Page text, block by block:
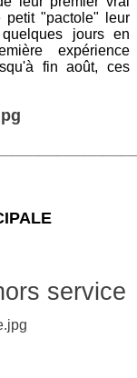
"pactole" leur
jours en
expérience
fin août, ces
service